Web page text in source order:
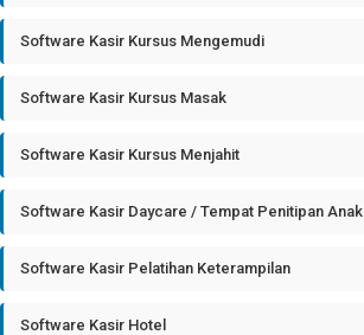
Software Kasir Kursus Mengemudi
Software Kasir Kursus Masak
Software Kasir Kursus Menjahit
Software Kasir Daycare / Tempat Penitipan Anak
Software Kasir Pelatihan Keterampilan
Software Kasir Hotel